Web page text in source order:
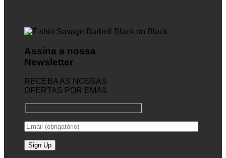
Assina a nossa
Newsletter
RECEBA AS NOSSAS
OFERTAS POR EMAIL